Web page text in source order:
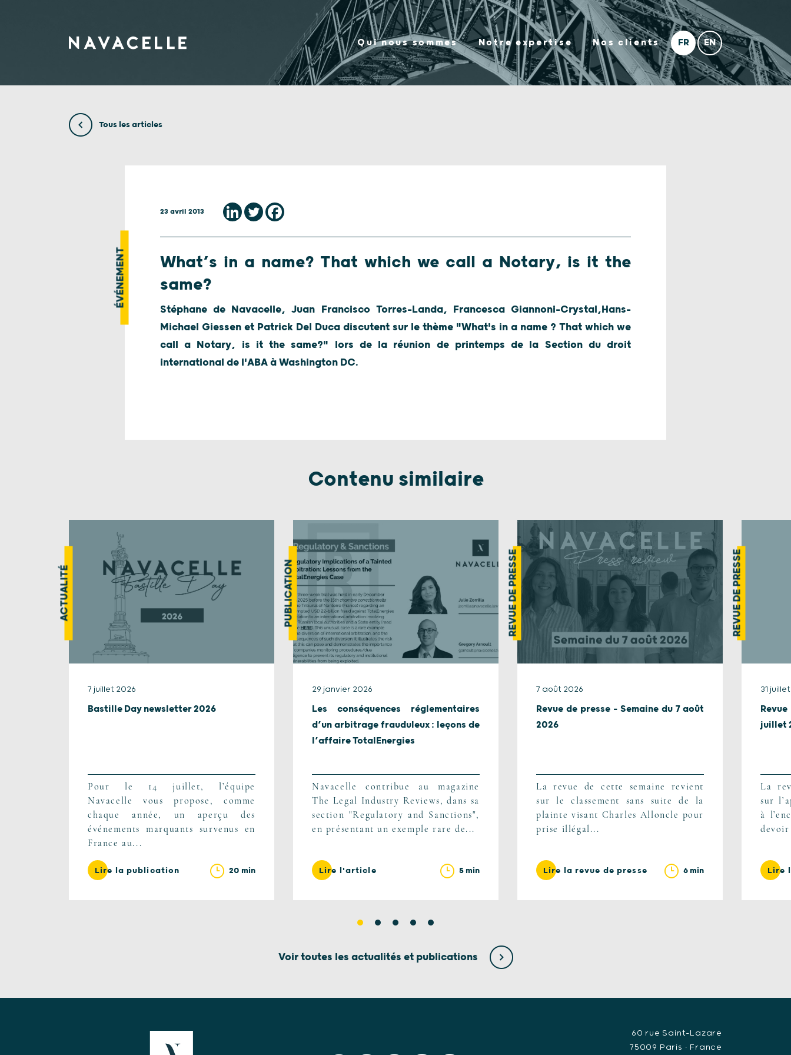
Qui nous sommes Notre expertise Nos clients
Tous les articles
ÉVÉNEMENT
23 avril 2013
What’s in a name? That which we call a Notary, is it the
same?
Stéphane de Navacelle, Juan Francisco Torres-Landa, Francesca Giannoni-Crystal,Hans-
Michael Giessen et Patrick Del Duca discutent sur le thème "What's in a name ? That which we
call a Notary, is it the same?" lors de la réunion de printemps de la Section du droit
international de l'ABA à Washington DC.
Contenu similaire
ACTUALITÉ
7 juillet 2026
Bastille Day newsletter 2026
Pour le 14 juillet, l’équipe
Navacelle vous propose, comme
chaque année, un aperçu des
événements marquants survenus en
France au...
Lire la publication 20 min
PUBLICATION
29 janvier 2026
Les conséquences réglementaires
d’un arbitrage frauduleux : leçons de
l’affaire TotalEnergies
Navacelle contribue au magazine
The Legal Industry Reviews, dans sa
section "Regulatory and Sanctions",
en présentant un exemple rare de...
Lire l'article 5 min
REVUE DE PRESSE
7 août 2026
Revue de presse – Semaine du 7 août
2026
La revue de cette semaine revient
sur le classement sans suite de la
plainte visant Charles Alloncle pour
prise illégal...
Lire la revue de presse 6 min
REVUE DE PRESSE
31
juillet
La
sur
à
Lire
Voir toutes les actualités et publications
60 rue Saint-Lazare
75009 Paris • France